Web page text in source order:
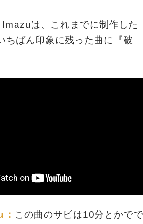
は、これまでに制作した
ちばん印象に残った曲に『破
この曲のサビは10分とかでで